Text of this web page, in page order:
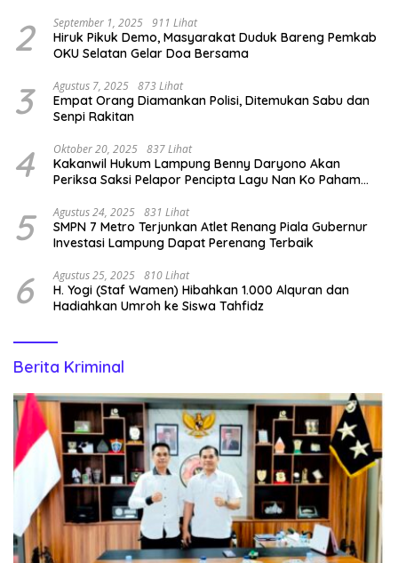
2 September 1, 2025 911 Lihat
Hiruk Pikuk Demo, Masyarakat Duduk Bareng Pemkab
OKU Selatan Gelar Doa Bersama
3 Agustus 7, 2025 873 Lihat
Empat Orang Diamankan Polisi, Ditemukan Sabu dan
Senpi Rakitan
4 Oktober 20, 2025 837 Lihat
Kakanwil Hukum Lampung Benny Daryono Akan
Periksa Saksi Pelapor Pencipta Lagu Nan Ko Paham
5 Agustus 24, 2025 831 Lihat
SMPN 7 Metro Terjunkan Atlet Renang Piala Gubernur
Investasi Lampung Dapat Perenang Terbaik
6 Agustus 25, 2025 810 Lihat
H. Yogi (Staf Wamen) Hibahkan 1.000 Alquran dan
Hadiahkan Umroh ke Siswa Tahfidz
Berita Kriminal